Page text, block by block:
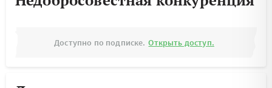
Доступно по подписке. Открыть доступ.